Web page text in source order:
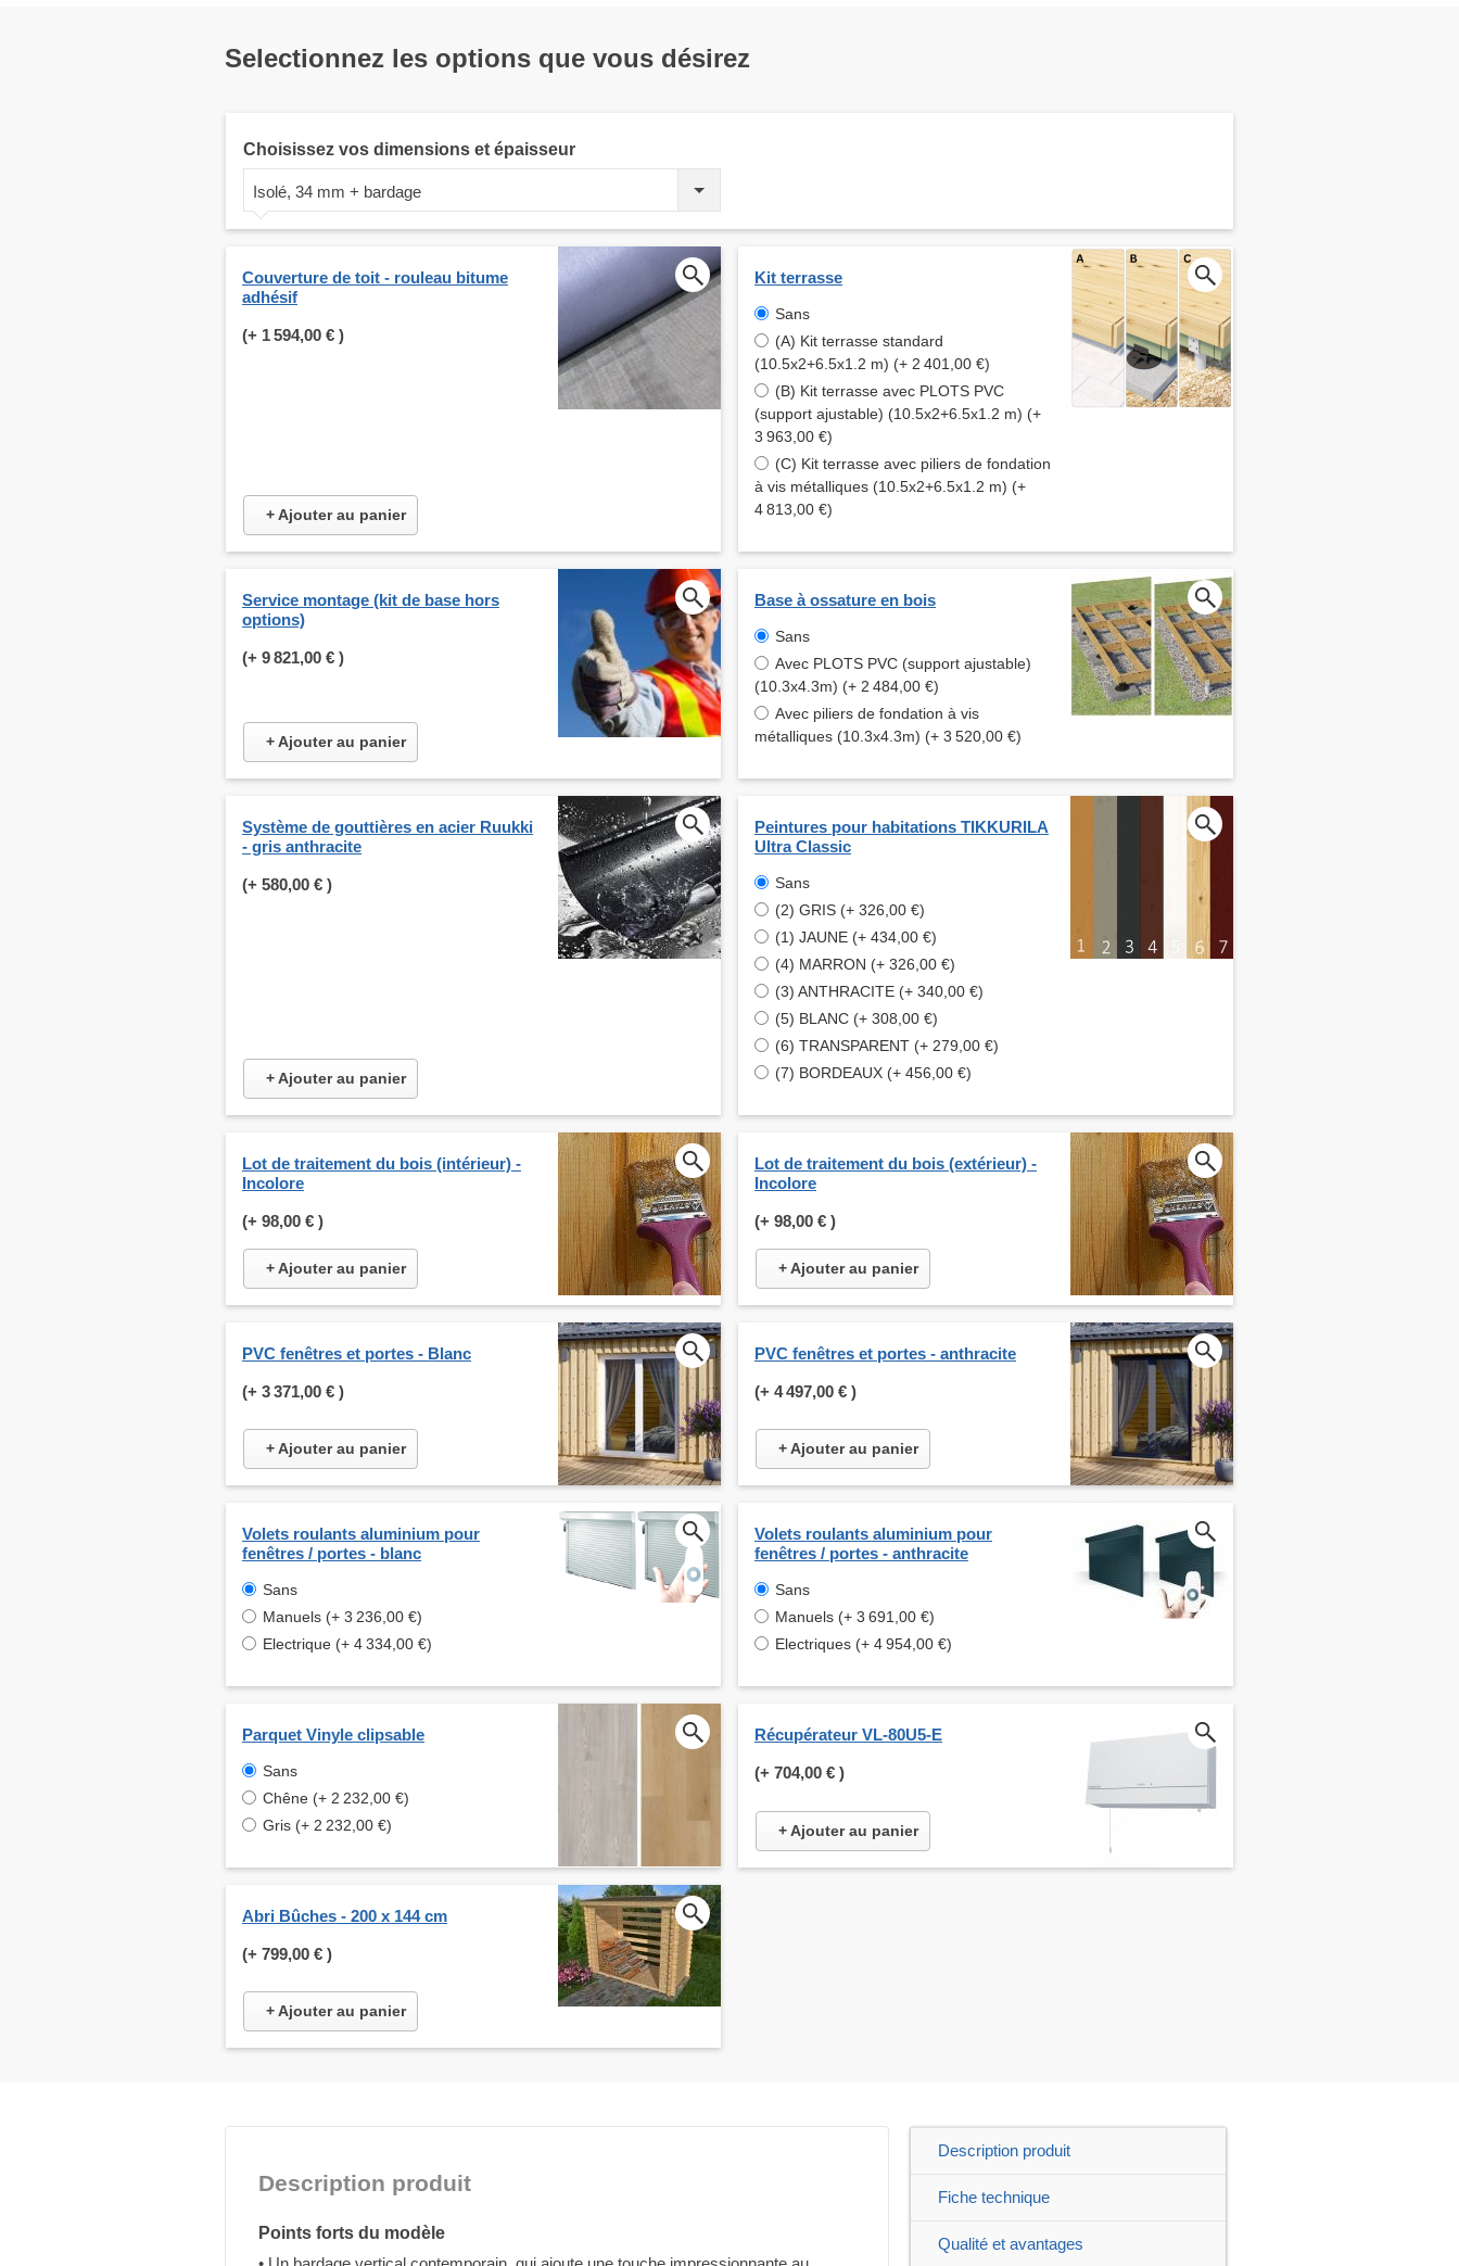
Selectionnez les options que vous désirez
Choisissez vos dimensions et épaisseur
Isolé, 34 mm + bardage
Couverture de toit - rouleau bitume
adhésif
(+ 1 594,00 € )
+ Ajouter au panier
Kit terrasse
Sans
(A) Kit terrasse standard
(10.5x2+6.5x1.2 m) (+ 2 401,00 €)
(B) Kit terrasse avec PLOTS PVC
(support ajustable) (10.5x2+6.5x1.2 m) (+
3 963,00 €)
(C) Kit terrasse avec piliers de fondation
à vis métalliques (10.5x2+6.5x1.2 m) (+
4 813,00 €)
Service montage (kit de base hors
options)
(+ 9 821,00 € )
+ Ajouter au panier
Base à ossature en bois
Sans
Avec PLOTS PVC (support ajustable)
(10.3x4.3m) (+ 2 484,00 €)
Avec piliers de fondation à vis
métalliques (10.3x4.3m) (+ 3 520,00 €)
Système de gouttières en acier Ruukki
- gris anthracite
(+ 580,00 € )
+ Ajouter au panier
Peintures pour habitations TIKKURILA
Ultra Classic
Sans
(2) GRIS (+ 326,00 €)
(1) JAUNE (+ 434,00 €)
(4) MARRON (+ 326,00 €)
(3) ANTHRACITE (+ 340,00 €)
(5) BLANC (+ 308,00 €)
(6) TRANSPARENT (+ 279,00 €)
(7) BORDEAUX (+ 456,00 €)
Lot de traitement du bois (intérieur) -
Incolore
(+ 98,00 € )
+ Ajouter au panier
Lot de traitement du bois (extérieur) -
Incolore
(+ 98,00 € )
+ Ajouter au panier
PVC fenêtres et portes - Blanc
(+ 3 371,00 € )
+ Ajouter au panier
PVC fenêtres et portes - anthracite
(+ 4 497,00 € )
+ Ajouter au panier
Volets roulants aluminium pour
fenêtres / portes - blanc
Sans
Manuels (+ 3 236,00 €)
Electrique (+ 4 334,00 €)
Volets roulants aluminium pour
fenêtres / portes - anthracite
Sans
Manuels (+ 3 691,00 €)
Electriques (+ 4 954,00 €)
Parquet Vinyle clipsable
Sans
Chêne (+ 2 232,00 €)
Gris (+ 2 232,00 €)
Récupérateur VL-80U5-E
(+ 704,00 € )
+ Ajouter au panier
Abri Bûches - 200 x 144 cm
(+ 799,00 € )
+ Ajouter au panier
Description produit
Points forts du modèle
Description produit
Fiche technique
Qualité et avantages